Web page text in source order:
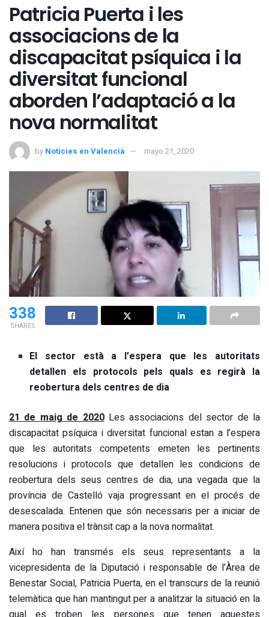
Patricia Puerta i les
associacions de la
discapacitat psíquica i la
diversitat funcional
aborden l’adaptació a la
nova normalitat
by Noticies en Valencià mayo 21, 2020
338
SHARES
El sector està a l’espera que les autoritats
detallen els protocols pels quals es regirà la
reobertura dels centres de dia
21 de maig de 2020Les associacions del sector de la
discapacitat psíquica i diversitat funcional estan a l’espera
que les autoritats competents emeten les pertinents
resolucions i protocols que detallen les condicions de
reobertura dels seus centres de dia, una vegada que la
província de Castelló vaja progressant en el procés de
desescalada. Entenen que són necessaris per a iniciar de
manera positiva el trànsit cap a la nova normalitat.
Així ho han transmés els seus representants a la
vicepresidenta de la Diputació i responsable de l’Àrea de
Benestar Social, Patricia Puerta, en el transcurs de la reunió
telemàtica que han mantingut per a analitzar la situació en la